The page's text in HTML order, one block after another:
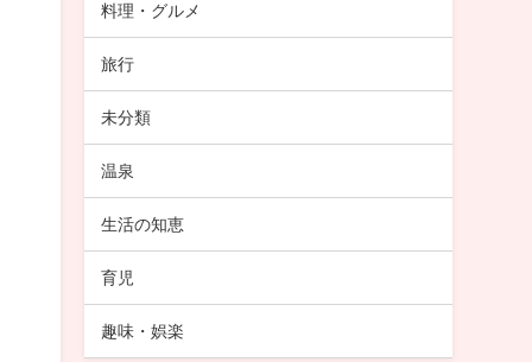
料理・グルメ
旅行
未分類
温泉
生活の知恵
育児
趣味・娯楽